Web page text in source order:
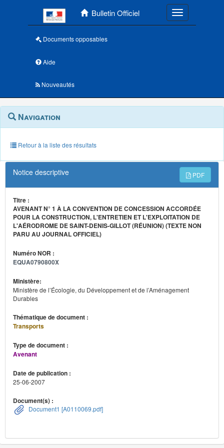
Bulletin Officiel Toggle
Documents opposables
Aide
Nouveautés
Navigation
outils
annexes
Menu
contextuel
Navigation
Retour à la liste des résultats
Notice descriptive PDF
Titre :
AVENANT N° 1 À LA CONVENTION DE CONCESSION ACCORDÉE
POUR LA CONSTRUCTION, L'ENTRETIEN ET L'EXPLOITATION DE
L'AÉRODROME DE SAINT-DENIS-GILLOT (RÉUNION) (TEXTE NON
PARU AU JOURNAL OFFICIEL)
Numéro NOR :
EQUA0790800X
Ministère:
Ministère de l’Écologie, du Développement et de l’Aménagement
Durables
Thématique de document :
Transports
Type de document :
Avenant
Date de publication :
25-06-2007
Document(s) :
Document1 [A0110069.pdf]